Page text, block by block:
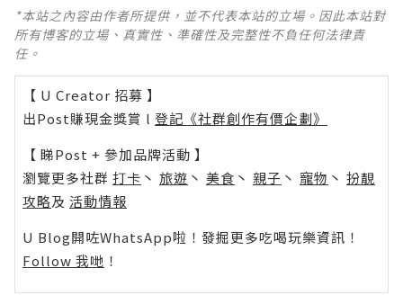
*本站之內容由作者所提供，並不代表本站的立場。因此本站對
所有博客的立場、真實性、準確性及完整性不負任何法律責
任。
【 U Creator 招募 】
出Post賺現金獎賞 l 登記《社群創作有價企劃》
【 睇Post + 參加品牌活動 】
瀏覽更多社群 打卡 丶 旅遊 丶 美食 丶 親子 丶 寵物 丶 扮靚
攻略及 活動情報
U Blog開咗WhatsApp啦！發掘更多吃喝玩樂資訊！
Follow 我哋 ！